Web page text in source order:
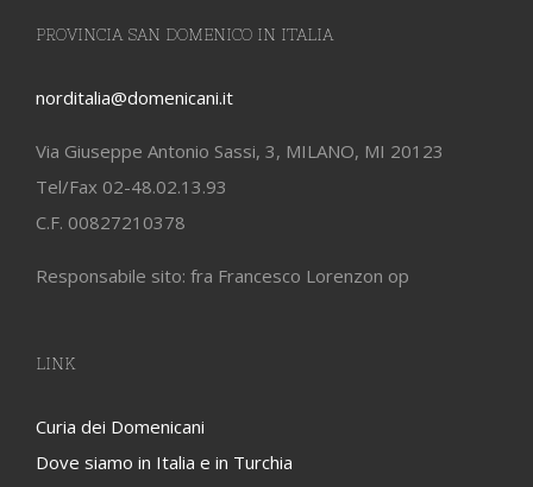
PROVINCIA SAN DOMENICO IN ITALIA
norditalia@domenicani.it
Via Giuseppe Antonio Sassi, 3, MILANO, MI 20123
Tel/Fax 02-48.02.13.93
C.F. 00827210378
Responsabile sito: fra Francesco Lorenzon op
LINK
Curia dei Domenicani
Dove siamo in Italia e in Turchia